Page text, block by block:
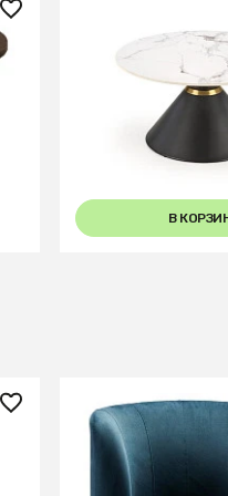
19 420 ₽
Стол
GORETTI (белый
В
25 700 ₽
Кресло